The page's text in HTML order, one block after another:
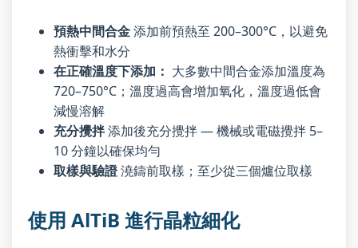
預熱中間合金添加前預熱至 200–300°C，以避免
熱衝擊和水分
在正確溫度下添加： 大多數中間合金添加溫度為
720–750°C；溫度過高會增加氧化，溫度過低會
減慢溶解
充分攪拌添加後充分攪拌 — 機械或電磁攪拌 5–
10 分鐘以確保均勻
取樣與驗證澆鑄前取樣；至少從三個爐位取樣
使用 AlTiB 進行晶粒細化